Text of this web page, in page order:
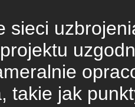
sieci
takie jak